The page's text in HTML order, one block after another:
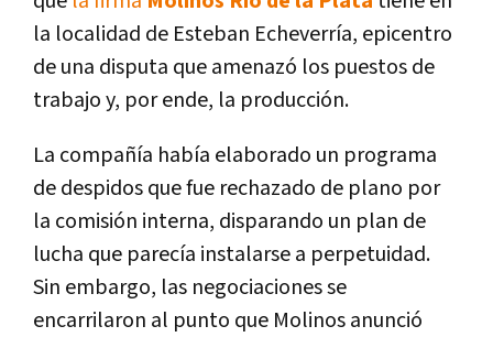
la localidad de Esteban Echeverría, epicentro
de una disputa que amenazó los puestos de
trabajo y, por ende, la producción.
La compañía había elaborado un programa
de despidos que fue rechazado de plano por
la comisión interna, disparando un plan de
lucha que parecía instalarse a perpetuidad.
Sin embargo, las negociaciones se
encarrilaron al punto que Molinos anunció